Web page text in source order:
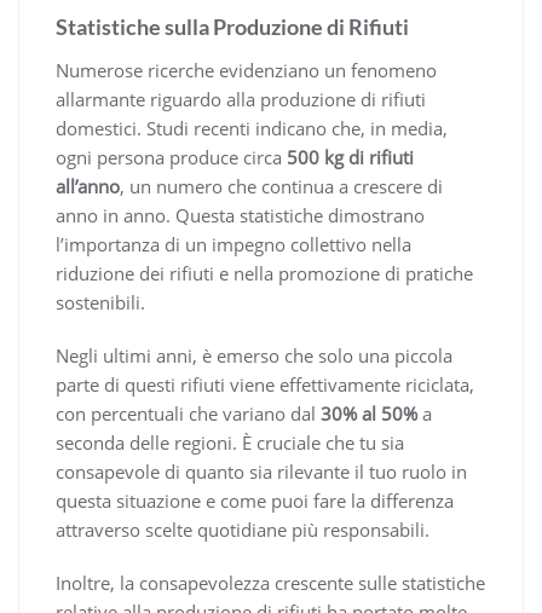
Statistiche sulla Produzione di Rifiuti
Numerose ricerche evidenziano un fenomeno
allarmante riguardo alla produzione di rifiuti
domestici. Studi recenti indicano che, in media,
ogni persona produce circa 500 kg di rifiuti
all’anno, un numero che continua a crescere di
anno in anno. Questa statistiche dimostrano
l’importanza di un impegno collettivo nella
riduzione dei rifiuti e nella promozione di pratiche
sostenibili.
Negli ultimi anni, è emerso che solo una piccola
parte di questi rifiuti viene effettivamente riciclata,
con percentuali che variano dal 30% al 50%a
seconda delle regioni. È cruciale che tu sia
consapevole di quanto sia rilevante il tuo ruolo in
questa situazione e come puoi fare la differenza
attraverso scelte quotidiane più responsabili.
Inoltre, la consapevolezza crescente sulle statistiche